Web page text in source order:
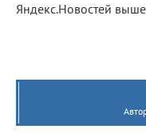
Яндекс.Новостей